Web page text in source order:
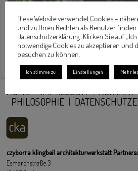
HOME IMPRESSUM KONTAKT
PHILOSOPHIE
czyborra klingbeil architekturwerkstatt
Esmarchstraße 3
Diese Website verwendet Cookies –
und zu Ihren Rechten als Benutzer
Datenschutzerklärung. Klicken Sie auf
notwendige Cookies zu akzeptieren und
besuchen zu können.
Ich stimme zu Einstellungen Mehr